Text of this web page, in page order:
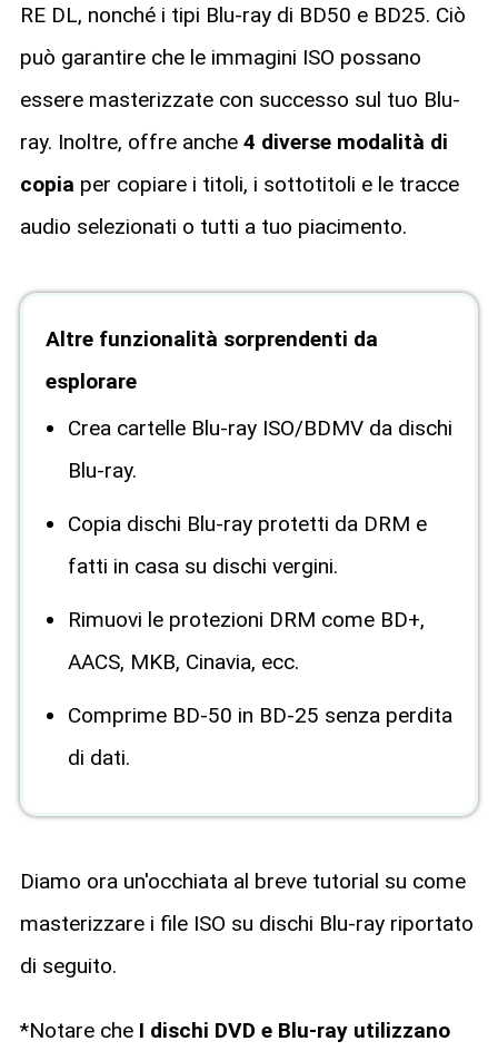
RE DL, nonché i tipi Blu-ray di BD50 e BD25. Ciò
può garantire che le immagini ISO possano
essere masterizzate con successo sul tuo Blu-
ray. Inoltre, offre anche 4 diverse modalità di
copia per copiare i titoli, i sottotitoli e le tracce
audio selezionati o tutti a tuo piacimento.
Altre funzionalità sorprendenti da
esplorare
Crea cartelle Blu-ray ISO/BDMV da dischi
Blu-ray.
Copia dischi Blu-ray protetti da DRM e
fatti in casa su dischi vergini.
Rimuovi le protezioni DRM come BD+,
AACS, MKB, Cinavia, ecc.
Comprime BD-50 in BD-25 senza perdita
di dati.
Diamo ora un'occhiata al breve tutorial su come
masterizzare i file ISO su dischi Blu-ray riportato
di seguito.
*Notare che I dischi DVD e Blu-ray utilizzano